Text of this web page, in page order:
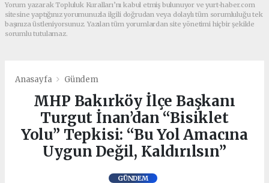
Yorum yazarak Topluluk Kuralları’nı kabul etmiş bulunuyor ve yurt-haber.com
sitesine yaptığınız yorumunuzla ilgili doğrudan veya dolaylı tüm sorumluluğu tek
başınıza üstleniyorsunuz. Yazılan tüm yorumlardan site yönetimi hiçbir şekilde
sorumlu tutulamaz.
Anasayfa Gündem
MHP Bakırköy İlçe Başkanı
Turgut İnan’dan “Bisiklet
Yolu” Tepkisi: “Bu Yol Amacına
Uygun Değil, Kaldırılsın”
GÜNDEM